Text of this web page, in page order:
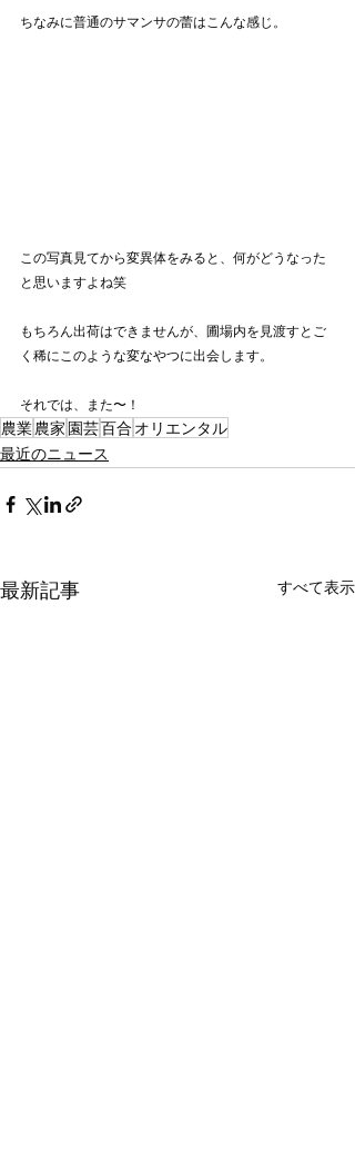
ちなみに普通のサマンサの蕾はこんな感じ。
この写真見てから変異体をみると、何がどうなった
と思いますよね笑
もちろん出荷はできませんが、圃場内を見渡すとご
く稀にこのような変なやつに出会します。
それでは、また〜！
農業農家 園芸百合 オリエンタル
最近のニュース
最新記事 すべて表示